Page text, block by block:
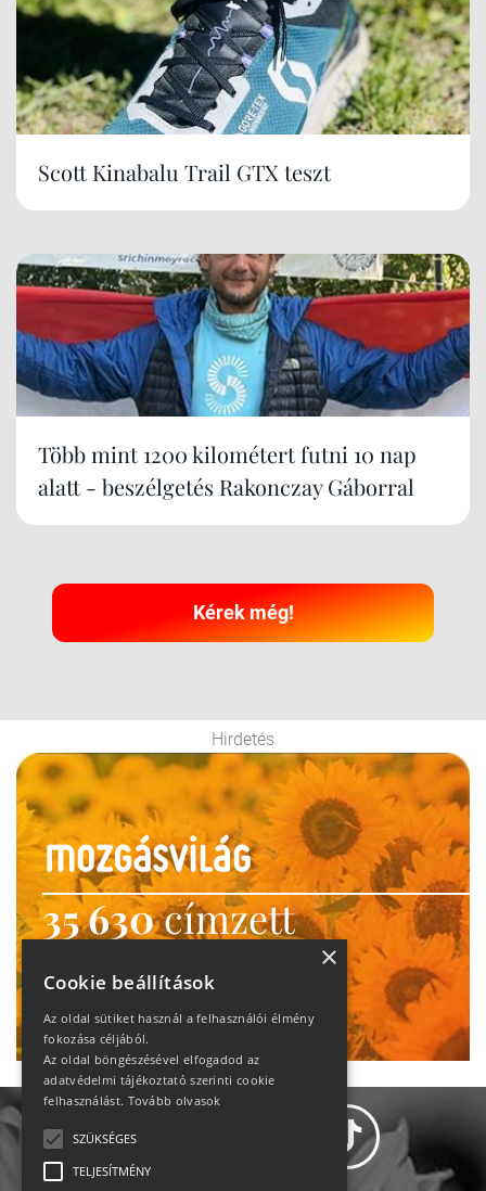
Scott Kinabalu Trail GTX teszt
Több mint 1200 kilométert futni 10 nap
alatt - beszélgetés Rakonczay Gáborral
Kérek még!
Hirdetés
35 630címzett
heti motiváció
Ne maradj le!
×
Cookie beállítások
Az oldal sütiket használ a felhasználói élmény
fokozása céljából.
Az oldal böngészésével elfogadod az
adatvédelmi tájékoztató szerinti cookie
felhasználást. Tovább olvasok
SZÜKSÉGES
TELJESÍTMÉNY